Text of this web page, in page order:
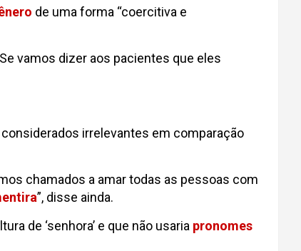
de uma forma “coercitiva e
vamos dizer aos pacientes que eles
irrelevantes em comparação
chamados a amar todas as pessoas com
”, disse ainda.
de ‘senhora’ e que não usaria pronomes